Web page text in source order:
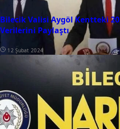
Bilecik Valisi Aygöl Kentteki
Verilerini Paylaştı
12 Şubat 2024